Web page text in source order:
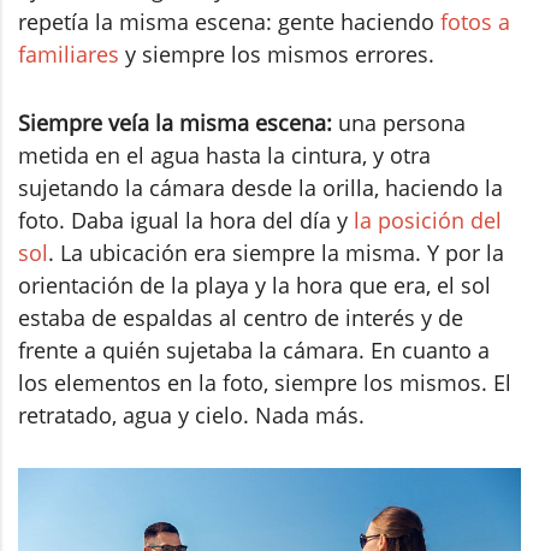
repetía la misma escena: gente haciendo fotos a
familiares y siempre los mismos errores.
Siempre veía la misma escena: una persona
metida en el agua hasta la cintura, y otra
sujetando la cámara desde la orilla, haciendo la
foto. Daba igual la hora del día y la posición del
sol. La ubicación era siempre la misma. Y por la
orientación de la playa y la hora que era, el sol
estaba de espaldas al centro de interés y de
frente a quién sujetaba la cámara. En cuanto a
los elementos en la foto, siempre los mismos. El
retratado, agua y cielo. Nada más.